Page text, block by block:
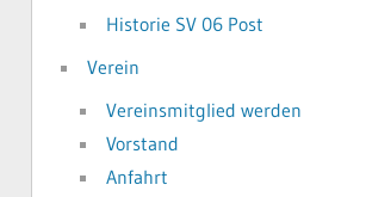
Historie SV 06 Post
Verein
Vereinsmitglied werden
Vorstand
Anfahrt